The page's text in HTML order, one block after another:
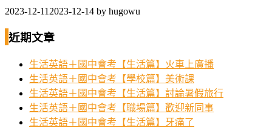
2023-12-11 2023-12-14 by hugowu
近期文章
生活英語＋國中會考【生活篇】火車上廣播
生活英語＋國中會考【學校篇】美術課
生活英語＋國中會考【生活篇】討論暑假旅行
生活英語＋國中會考【職場篇】歡迎新同事
生活英語＋國中會考【生活篇】牙痛了